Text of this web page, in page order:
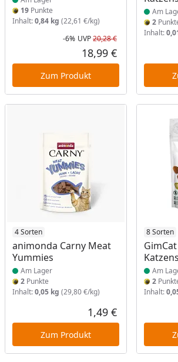
19 Punkte
Inhalt:0,84 kg (22,61 €/kg)
Rabatt in
-6% UVP20,28 €
Aktueller Preis
18,99 €
Zum Produkt
Am
2
Inhalt:
4 Sorten
animonda Carny Meat
Yummies
Produkt am Lager
Am Lager
2 Punkte
Inhalt:0,05 kg (29,80 €/kg)
Aktueller Preis
1,49 €
Zum Produkt
8 Sorten
Am
2
Inhalt: